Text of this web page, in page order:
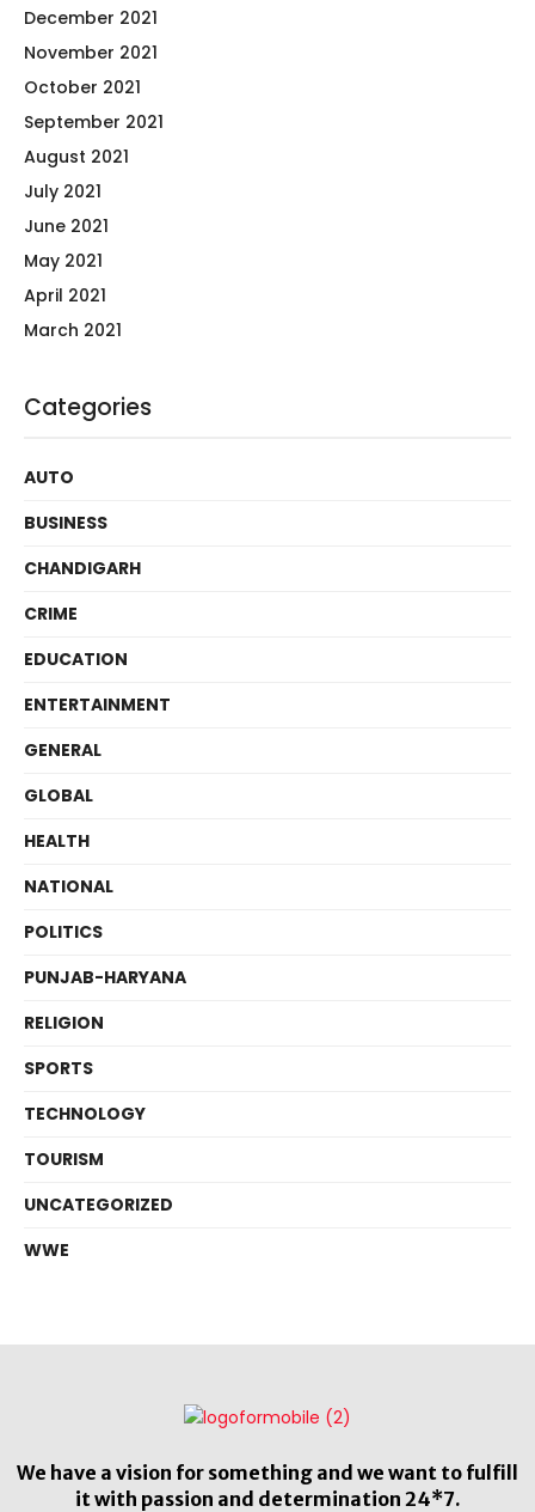
December 2021
November 2021
October 2021
September 2021
August 2021
July 2021
June 2021
May 2021
April 2021
March 2021
Categories
AUTO
BUSINESS
CHANDIGARH
CRIME
EDUCATION
ENTERTAINMENT
GENERAL
GLOBAL
HEALTH
NATIONAL
POLITICS
PUNJAB-HARYANA
RELIGION
SPORTS
TECHNOLOGY
TOURISM
UNCATEGORIZED
WWE
We have a vision for something and we want to fulfill
it with passion and determination 24*7.